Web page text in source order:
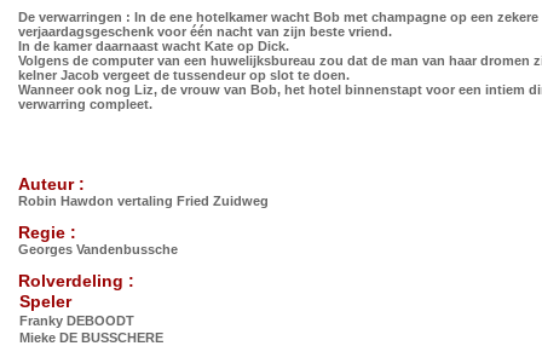
De verwarringen : In de ene hotelkamer wacht Bob met champagne op een zekere
verjaardagsgeschenk voor één nacht van zijn beste vriend.
In de kamer daarnaast wacht Kate op Dick.
Volgens de computer van een huwelijksbureau zou dat de man van haar dromen
kelner Jacob vergeet de tussendeur op slot te doen.
Wanneer ook nog Liz, de vrouw van Bob, het hotel binnenstapt voor een intiem
verwarring compleet.
Auteur :
Robin Hawdon vertaling Fried Zuidweg
Regie :
Georges Vandenbussche
Rolverdeling :
Speler
Franky DEBOODT
Mieke DE BUSSCHERE